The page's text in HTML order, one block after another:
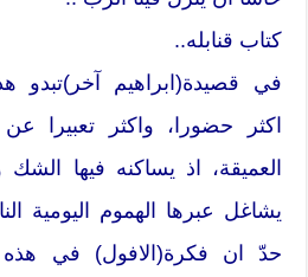
كتاب قنابله..
في قصيدة(ابراهيم آخر)تبدو
اكثر حضورا، واكثر تعبيرا عن
العميقة، اذ يساكنه فيها
يشاغل عبرها الهموم اليومية
حدّ ان فكرة(الافول) في هذه